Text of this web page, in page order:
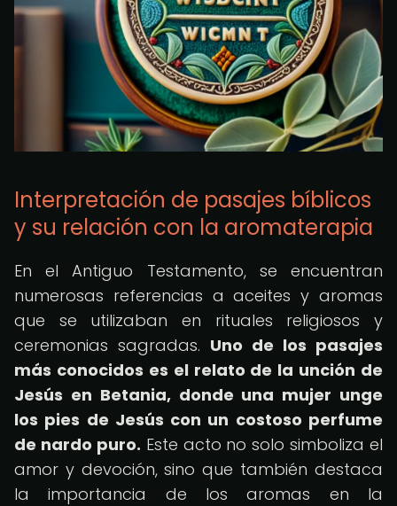
Interpretación de pasajes bíblicos
y su relación con la aromaterapia
En el Antiguo Testamento, se encuentran
numerosas referencias a aceites y aromas
que se utilizaban en rituales religiosos y
ceremonias sagradas. Uno de los pasajes
más conocidos es el relato de la unción de
Jesús en Betania, donde una mujer unge
los pies de Jesús con un costoso perfume
de nardo puro. Este acto no solo simboliza el
amor y devoción, sino que también destaca
la importancia de los aromas en la